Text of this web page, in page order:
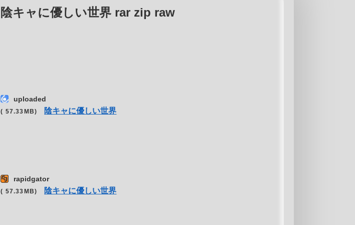
陰キャに優しい世界 rar zip raw
uploaded
( 57.33MB) 陰キャに優しい世界
rapidgator
( 57.33MB) 陰キャに優しい世界